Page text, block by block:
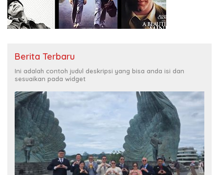
Berita Terbaru
Ini adalah contoh judul deskripsi yang bisa anda isi dan
sesuaikan pada widget